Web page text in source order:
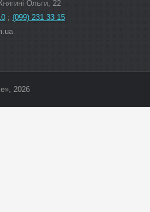
Ольги, 22
; (099) 231 33 15
2026